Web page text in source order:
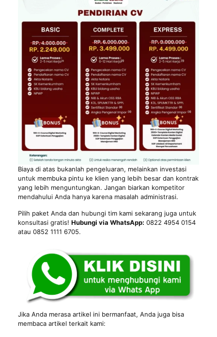
Biaya di atas bukanlah pengeluaran, melainkan investasi
untuk membuka pintu ke klien yang lebih besar dan kontrak
yang lebih menguntungkan. Jangan biarkan kompetitor
mendahului Anda hanya karena masalah administrasi.
Pilih paket Anda dan hubungi tim kami sekarang juga untuk
konsultasi gratis! Hubungi via WhatsApp: 0822 4954 0154
atau 0852 1111 6705.
Jika Anda merasa artikel ini bermanfaat, Anda juga bisa
membaca artikel terkait kami: